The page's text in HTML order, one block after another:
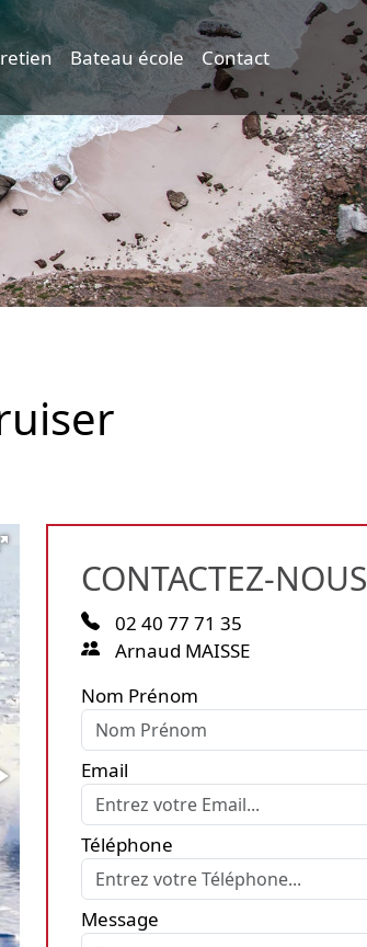
Bateau école Contact
CONTACTEZ-NOUS
02 40 77 71 35
Arnaud MAISSE
Nom Prénom
Email
Téléphone
Message